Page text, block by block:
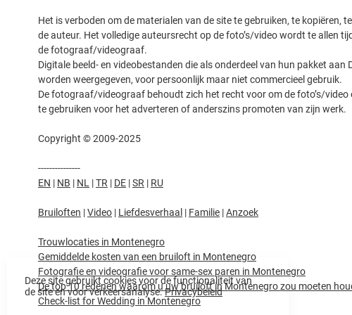
Het is verboden om de materialen van de site te gebruiken, te kopiëren,
de auteur. Het volledige auteursrecht op de foto’s/video wordt te allen
de fotograaf/videograaf.
Digitale beeld- en videobestanden die als onderdeel van hun pakket
worden weergegeven, voor persoonlijk maar niet commercieel gebruik.
De fotograaf/videograaf behoudt zich het recht voor om de foto’s/video
te gebruiken voor het adverteren of anderszins promoten van zijn werk.
Copyright © 2009-2025
---------------
EN | NB | NL |TR | DE |SR | RU
Bruiloften |Video | Liefdesverhaal | Familie |Anzoek
Trouwlocaties in Montenegro
Gemiddelde kosten van een bruiloft in Montenegro
Fotografie en videografie voor same-sex paren in Montenegro
De top 10 redenen waarom u uw bruiloft in Montenegro zou moeten
Check-list for Wedding in Montenegro
Deze site gebruikt cookies voor de functionaliteit van
de site en voor verkeersanalyse.Privacybeleid